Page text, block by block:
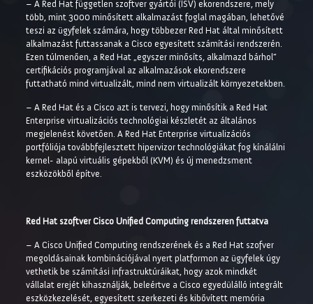
– A Red Hat független szoftver gyártói (ISV) ekorendszere, mely
több, mint 3000 minősített alkalmazást foglal magában, lehetővé
teszi az ügyfelek számára, hogy többezer Red Hat által minősített
alkalmazást futtassanak a Cisco egyesített számítási rendszerén.
Ezen túlmenően, a Red Hat „egyszer minősíts, alkalmazd bárhol”
certifikációs programjával az alkalmazások ekorendszere
futtatható mind virtualizált, mind nem virtualizált környezetekben.
– A Red Hat és a Cisco azt is tervezi, hogy minősítik a Red Hat
Enterprise virtualizációs technológiai készletét az általános
megjelenést követően. A Red Hat Enterprise virtualizációs
portfóliója továbbfejlesztett hipervizor technológiákat fog kínálálni
kernel- alapú virtuális gépekből (KVM) és új menedzsment
eszközökből építve.
Red Hat szoftver Cisco Unified Computing rendszeren futtatva
– A Cisco Unified Computing rendszerének és a Red Hat szofver
megoldásainak kombinációjával nyert platformon az ügyfelek úgy
vethetik be számítási infrastruktúráikat, hogy azok mindkét
vállalat erejét kihasználják, beleértve a Cisco egyedülálló integrált
eszközkezelését, egyesített szerkezeti és kibővített memória